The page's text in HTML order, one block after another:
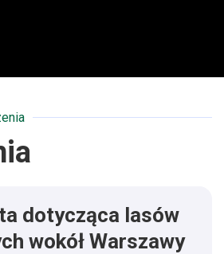
dotycząca lasów
wokół Warszawy